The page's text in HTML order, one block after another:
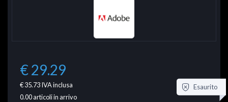
€ 29.29
€ 35.73IVA inclusa
0.00articoli in arrivo
Esaurito